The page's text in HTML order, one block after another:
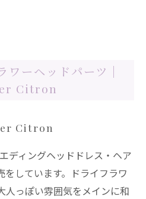
ワーヘッドパーツ |
Citron
Citron
ディングヘッドドレス・ヘア
をしています。ドライフラワ
人っぽい雰囲気をメインに和